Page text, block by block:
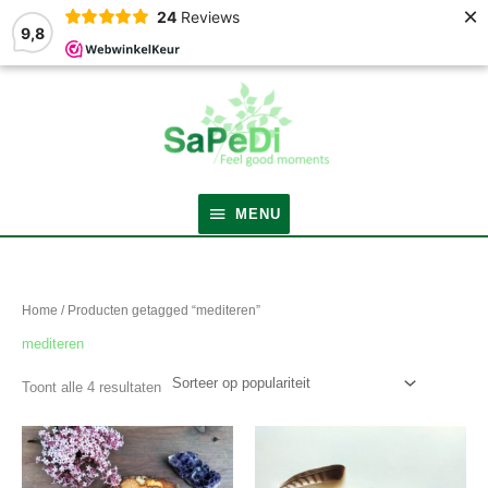
9,8
24 Reviews ×
MENU
MENU
Home / Producten getagged “mediteren”
mediteren
Toont alle 4 resultaten
Gesorteerd
Dit
product
heeft